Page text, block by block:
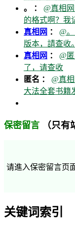
。 ： @真相
的格式啊？我
真相网 ： @
版本，請查收
真相网 ： @
了，请查收
匿名 ： @真
大法全套书籍
保密留言 （只有
请進入保密留言页
关键词索引